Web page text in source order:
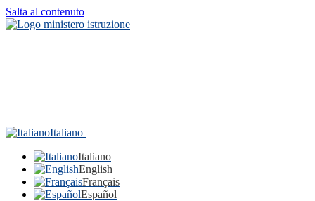
Salta al contenuto
Italiano
Italiano
English
Français
Español